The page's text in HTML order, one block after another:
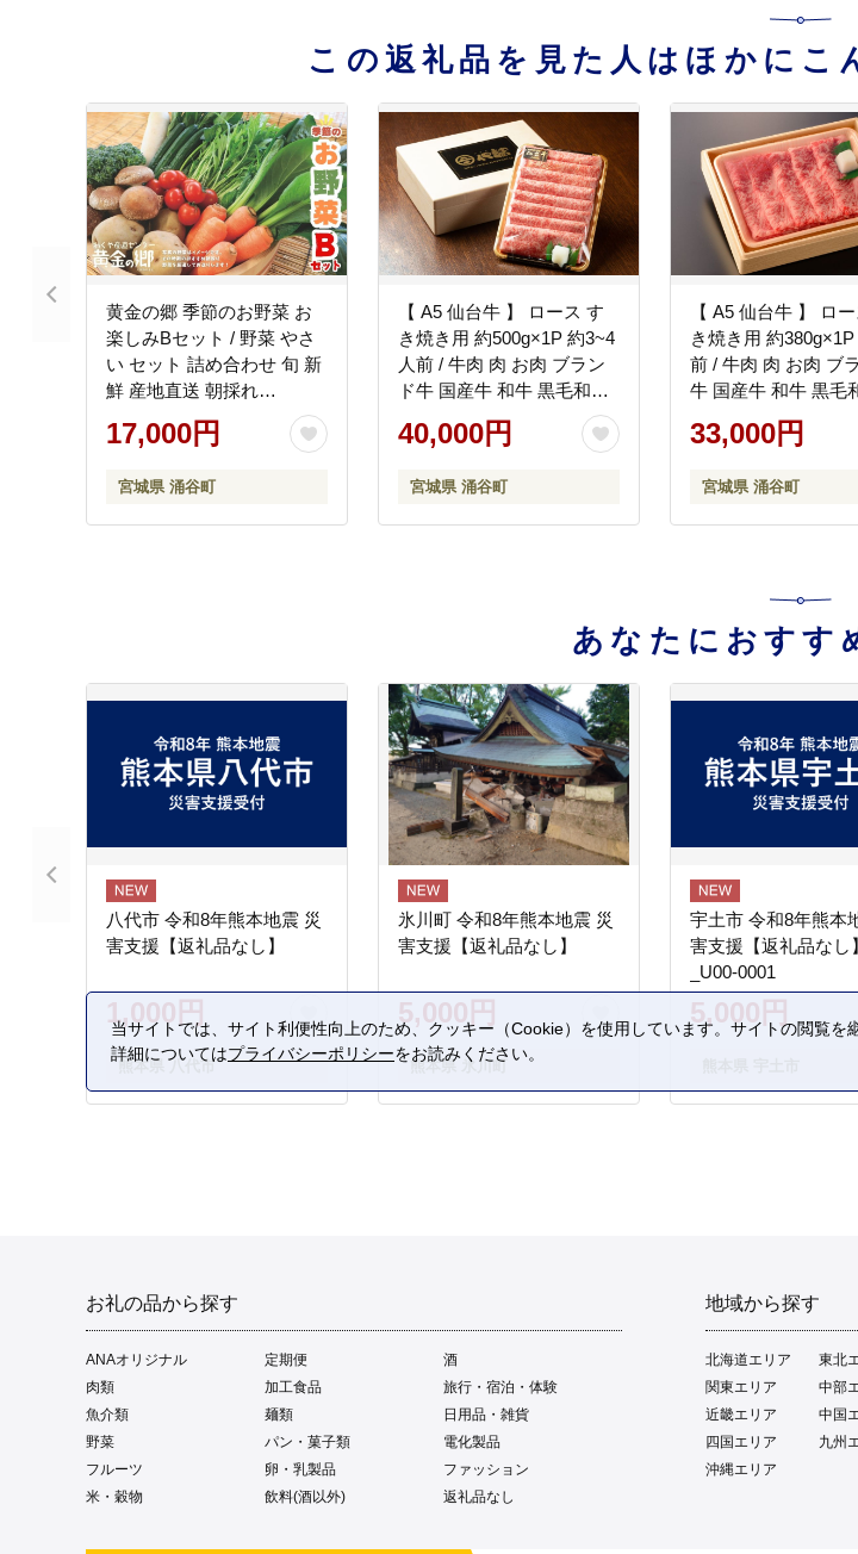
この返礼品を見た人はほかにこ
黄金の郷 季節のお野菜 お
楽しみBセット / 野菜 やさ
い セット 詰め合わせ 旬 新
鮮 産地直送 朝採れ
【aubless002】
17,000円
宮城県 涌谷町
【 A5 仙台牛 】 ロース す
き焼き用 約500g×1P 約3~4
人前 / 牛肉 肉 お肉 ブラン
ド牛 国産牛 和牛 黒毛和牛
霜降り すき焼き お鍋 人気
贈答 贈り物 プレゼント ギ
伊勢屋 【iseya007】
40,000円
宮城県 涌谷町
【 A5 仙台牛 】 ロ
き焼き用 約380g×1P
前 / 牛肉 肉 お肉 ブ
牛 国産牛 和牛 黒毛
降り すき焼き お鍋
答 贈り物 プレゼン
勢屋 【iseya006】
33,000円
宮城県 涌谷町
あなたにおすす
八代市 令和8年熊本地震 災
害支援【返礼品なし】
1,000円
熊本県 八代市
氷川町 令和8年熊本地震 災
害支援【返礼品なし】
5,000円
熊本県 氷川町
宇土市 令和8年熊本
害支援【返礼品なし】
_U00-0001
5,000円
お礼の品から探す
ANAオリジナル 定期便
酒
肉類
加工食品
旅行・宿泊・体験
魚介類
麺類
日用品・雑貨
野菜
パン・菓子類
電化製品
フルーツ
卵・乳製品
ファッション
米・穀物
飲料(酒以外) 返礼品なし
地域から探す
北海道エリア
東北
関東エリア
中部
近畿エリア
中国
四国エリア
九州
沖縄エリア
当サイトでは、サイト利便性向上のため、クッキー（Cookie）を使用しています。サイトの閲覧
詳細についてはプライバシーポリシーをお読みください。